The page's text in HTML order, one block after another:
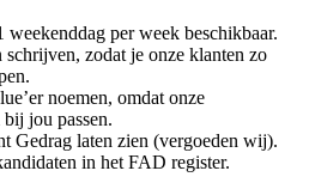
per week beschikbaar.
schrijven, zodat je onze klanten zo
noemen, omdat onze
jou passen.
Gedrag laten zien (vergoeden wij).
in het FAD register.